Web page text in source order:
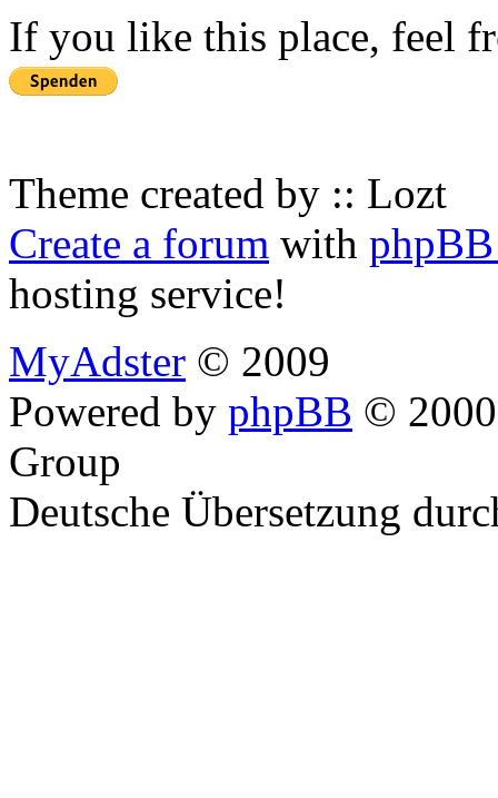
If you like this place, feel
Theme created by :: Lozt
Create a forum with
hosting service!
MyAdster © 2009
Powered by phpBB ©
Group
Deutsche Übersetzung